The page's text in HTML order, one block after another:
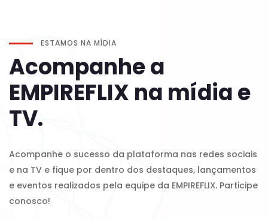
ESTAMOS NA MÍDIA
Acompanhe a
EMPIREFLIX na mídia e
TV.
Acompanhe o sucesso da plataforma nas redes sociais
e na TV e fique por dentro dos destaques, lançamentos
e eventos realizados pela equipe da EMPIREFLIX. Participe
conosco!